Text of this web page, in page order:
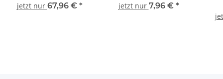
jetzt nur 67,96 € *
jetzt nur 7,96 € *